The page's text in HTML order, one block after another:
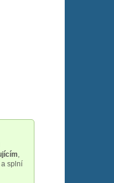
,
splní